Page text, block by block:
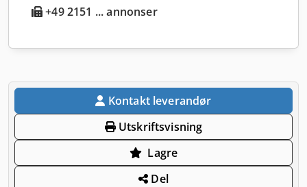
+49 2151 ... annonser
Kontakt leverandør
Utskriftsvisning
Lagre
Del